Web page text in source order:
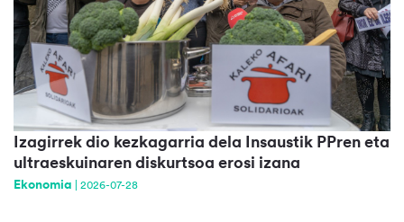
Izagirrek dio kezkagarria dela Insaustik PPren eta
ultraeskuinaren diskurtsoa erosi izana
Ekonomia 2026-07-28